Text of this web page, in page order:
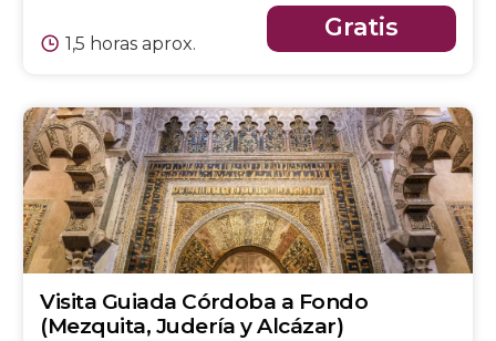
1,5 horas aprox.
Gratis
Visita Guiada Córdoba a Fondo
(Mezquita, Judería y Alcázar)